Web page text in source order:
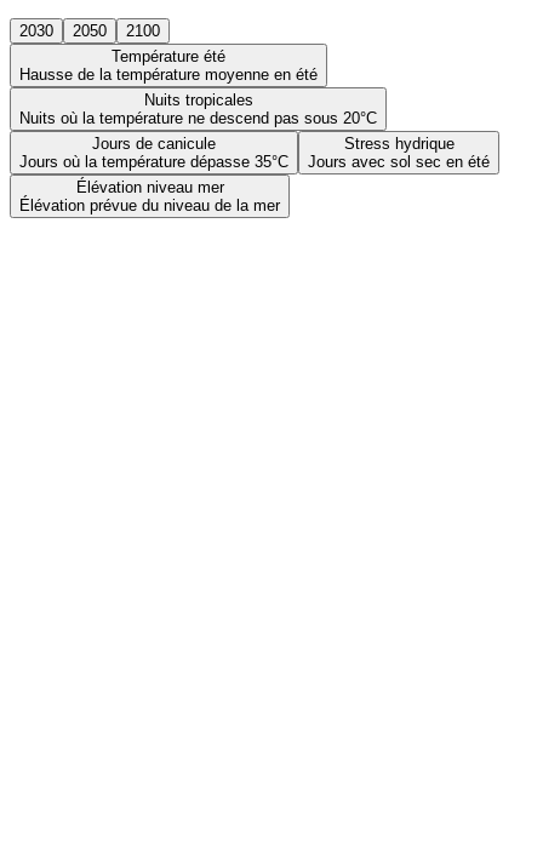
2030 2050
2100
Température été
Hausse de la température moyenne en été
Nuits tropicales
Nuits où la température ne descend pas sous 20°C
Jours de canicule
Jours où la température dépasse 35°C
Stress hydrique
Jours avec sol sec en été
Élévation niveau mer
Élévation prévue du niveau de la mer